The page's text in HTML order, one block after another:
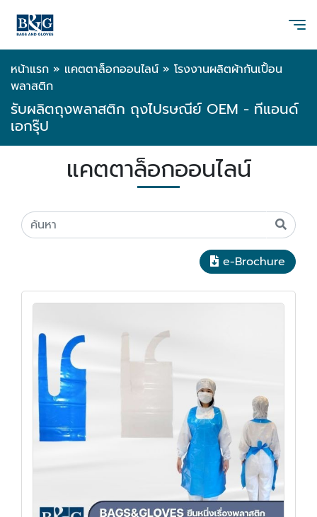
หน้าแรก » แคตตาล็อกออนไลน์ » โรงงานผลิตผ้ากันเปื้อน
พลาสติก
รับผลิตถุงพลาสติก ถุงไปรษณีย์ OEM - ทีแอนด์
เอกรุ๊ป
แคตตาล็อกออนไลน์
e-Brochure